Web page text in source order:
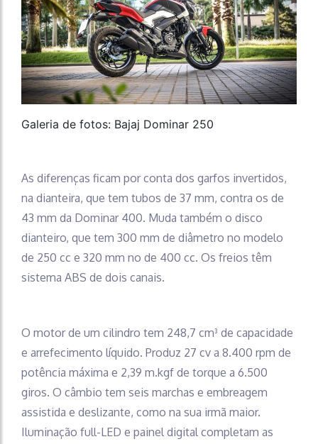
Galeria de fotos: Bajaj Dominar 250
As diferenças ficam por conta dos garfos invertidos,
na dianteira, que tem tubos de 37 mm, contra os de
43 mm da Dominar 400. Muda também o disco
dianteiro, que tem 300 mm de diâmetro no modelo
de 250 cc e 320 mm no de 400 cc. Os freios têm
sistema ABS de dois canais.
O motor de um cilindro tem 248,7 cm³ de capacidade
e arrefecimento líquido. Produz 27 cv a 8.400 rpm de
potência máxima e 2,39 m.kgf de torque a 6.500
giros. O câmbio tem seis marchas e embreagem
assistida e deslizante, como na sua irmã maior.
Iluminação full-LED e painel digital completam as